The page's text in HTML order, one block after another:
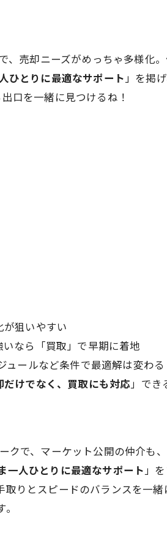
売却ニーズがめっちゃ多様化
ひとりに最適なサポート」を掲
口を一緒に見つけるね！
狙いやすい
なら「買取」で早期に着地
ールなど条件で最適解は変わる
だけでなく、買取にも対応」でき
クで、マーケット公開の仲介も
一人ひとりに最適なサポート」
りとスピードのバランスを一